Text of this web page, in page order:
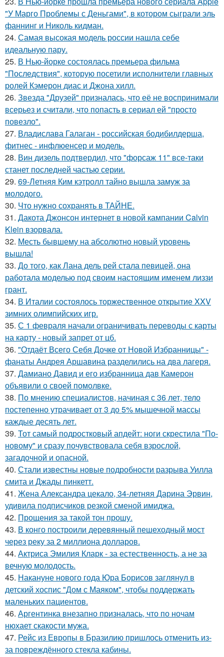
"У Марго Проблемы с Деньгами", в котором сыграли эль
фаннинг и Николь кидман.
24. Самая высокая модель россии нашла себе
идеальную пару.
25. В Нью-йорке состоялась премьера фильма
"Последствия", которую посетили исполнители главных
ролей Кэмерон диас и Джона хилл.
26. Звезда "Друзей" призналась, что её не воспринимали
всерьез и считали, что попасть в сериал ей "просто
повезло".
27. Владислава Галаган - российская бодибилдерша,
фитнес - инфлюенсер и модель.
28. Вин дизель подтвердил, что "форсаж 11" все-таки
станет последней частью серии.
29. 69-Летняя Ким кэтролл тайно вышла замуж за
молодого.
30. Что нужно сохранять в ТАЙНЕ.
31. Дакота Джонсон интернет в новой кампании Calvin
Klein взорвала.
32. Месть бывшему на абсолютно новый уровень
вышла!
33. До того, как Лана дель рей стала певицей, она
работала моделью под своим настоящим именем лиззи
грант.
34. В Италии состоялось торжественное открытие XXV
зимних олимпийских игр.
35. С 1 февраля начали ограничивать переводы с карты
на карту - новый запрет от цб.
36. "Отдаёт Всего Себя Дочке от Новой Избранницы" -
фанаты Андрея Аршавина разделились на два лагеря.
37. Дамиано Давид и его избранница дав Камерон
объявили о своей помолвке.
38. По мнению специалистов, начиная с 36 лет, тело
постепенно утрачивает от 3 до 5% мышечной массы
каждые десять лет.
39. Тот самый подростковый апдейт: ноги скрестила "По-
новому" и сразу почувствовала себя взрослой,
загадочной и опасной.
40. Стали известны новые подробности разрыва Уилла
смита и Джады пинкетт.
41. Жена Александра цекало, 34-летняя Дарина Эрвин,
удивила подписчиков резкой сменой имиджа.
42. Прощения за такой тон прошу.
43. В конго построили деревянный пешеходный мост
через реку за 2 миллиона долларов.
44. Актриса Эмилия Кларк - за естественность, а не за
вечную молодость.
45. Накануне нового года Юра Борисов заглянул в
детский хоспис "Дом с Маяком", чтобы поддержать
маленьких пациентов.
46. Аргентинка внезапно призналась, что по ночам
нюхает скакости мужа.
47. Рейс из Европы в Бразилию пришлось отменить из-
за повреждённого стекла кабины.